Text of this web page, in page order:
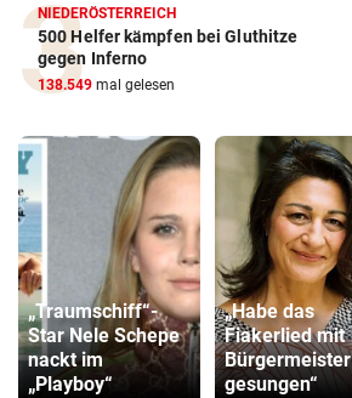
NIEDERÖSTERREICH
500 Helfer kämpfen bei Gluthitze
gegen Inferno
138.549 mal gelesen
„Traumschiff“-
Star Nele Schepe
nackt im
„Playboy“
„Habe das
Fiakerlied mit
Bürgermeister
gesungen“